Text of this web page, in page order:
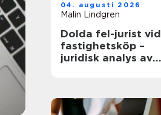
04. augusti 2026
Malin Lindgren
Dolda fel-jurist vid
fastighetsköp –
juridisk analys av
praktiken